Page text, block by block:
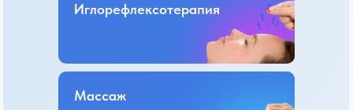
Массаж
Иглорефлексотерапия